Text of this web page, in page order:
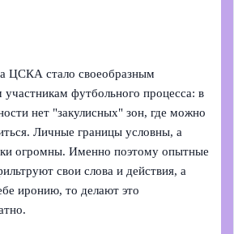
ЦСКА стало своеобразным
футбольного процесса: в
нет "закулисных" зон, где можно
Личные границы условны, а
огромны. Именно поэтому опытные
свои слова и действия, а
иронию, то делают это